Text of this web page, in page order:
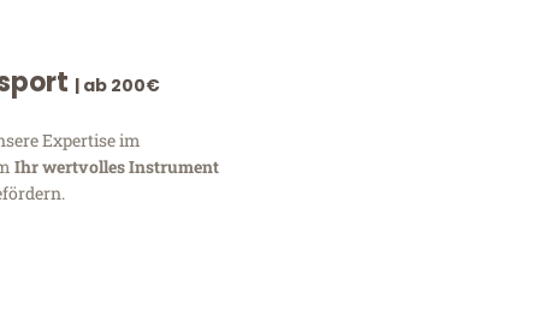
| ab 200€
Expertise im
Ihr wertvolles Instrument